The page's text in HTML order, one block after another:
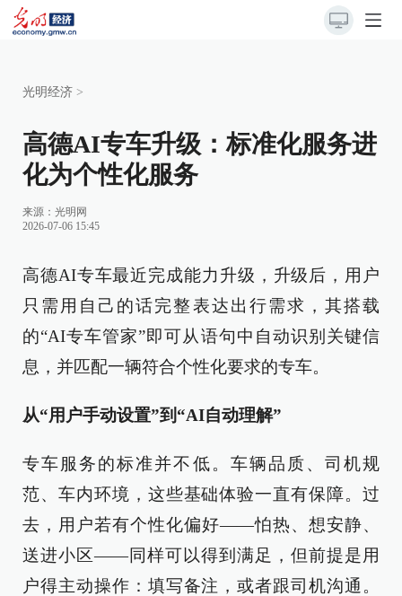
光明经济 >
高德AI专车升级：标准化服务进
化为个性化服务
来源： 光明网
2026-07-06 15:45
高德AI专车最近完成能力升级，升级后，用户
只需用自己的话完整表达出行需求，其搭载
的“AI专车管家”即可从语句中自动识别关键信
息，并匹配一辆符合个性化要求的专车。
从“用户手动设置”到“AI自动理解”
专车服务的标准并不低。车辆品质、司机规
范、车内环境，这些基础体验一直有保障。过
去，用户若有个性化偏好——怕热、想安静、
送进小区——同样可以得到满足，但前提是用
户得主动操作：填写备注，或者跟司机沟通。